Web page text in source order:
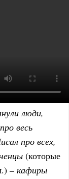
люди,
весь
про всех,
(которые
– кафиры